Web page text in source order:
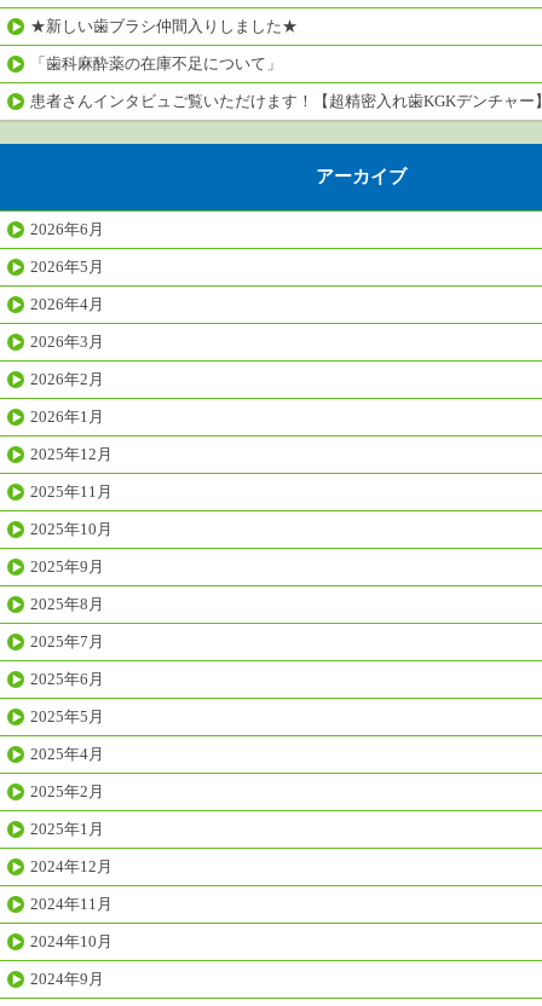
★新しい歯ブラシ仲間入りしました★
「歯科麻酔薬の在庫不足について」
患者さんインタビュご覧いただけます！【超精密入れ歯KGKデンチャー
アーカイブ
2026年6月
2026年5月
2026年4月
2026年3月
2026年2月
2026年1月
2025年12月
2025年11月
2025年10月
2025年9月
2025年8月
2025年7月
2025年6月
2025年5月
2025年4月
2025年2月
2025年1月
2024年12月
2024年11月
2024年10月
2024年9月